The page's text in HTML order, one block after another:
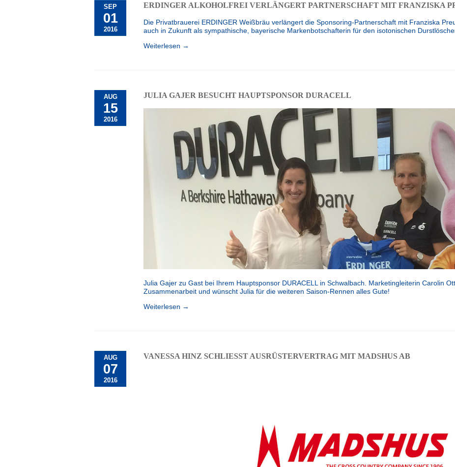
SEP
01
2016
ERDINGER ALKOHOLFREI VERLÄNGERT PARTNERSCHAFT MIT FRANZISKA
Die Privatbrauerei ERDINGER Weißbräu verlängert die Sponsoring-Partnerschaft mit Franziska
auch in Zukunft als sympathische, bayerische Markenbotschafterin für den isotonischen
Weiterlesen →
AUG
15
2016
JULIA GAJER BESUCHT HAUPTSPONSOR DURACELL
Julia Gajer zu Gast bei Ihrem Hauptsponsor DURACELL in Schwalbach. Marketingleiterin Carolin
Zusammenarbeit und wünscht Julia für die weiteren Saison-Rennen alles Gute!
Weiterlesen →
AUG
07
2016
VANESSA HINZ SCHLIESST AUSRÜSTERVERTRAG MIT MADSHUS AB